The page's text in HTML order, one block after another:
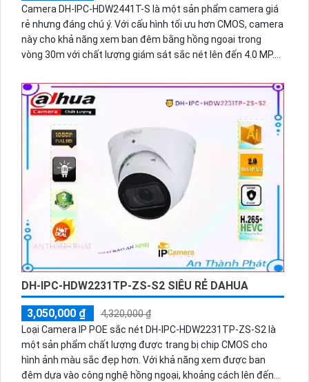
Camera DH-IPC-HDW2441T-S là một sản phẩm camera giá
rẻ nhưng đáng chú ý. Với cấu hình tối ưu hơn CMOS, camera
này cho khả năng xem ban đêm bằng hồng ngoại trong
vòng 30m với chất lượng giám sát sắc nét lên đến 4.0 MP.
nhờ công nghệ nén H.265+/H.265/H.264+/H.264. Hơn nữa,
tính năng Hồng Ngoại Smart IR cùng chất lượng hình ảnh
sắc nét mang lại tổng thể chất lượng giám sát tuyệt vời cả
ban ngày và ban đêm.
DH-IPC-HDW2231TP-ZS-S2 SIÊU RẺ DAHUA
3,050,000 ₫
4,320,000 ₫
Loại Camera IP POE sắc nét DH-IPC-HDW2231TP-ZS-S2 là
một sản phẩm chất lượng được trang bị chip CMOS cho
hình ảnh màu sắc đẹp hơn. Với khả năng xem được ban
đêm dựa vào công nghệ hồng ngoại, khoảng cách lên đến